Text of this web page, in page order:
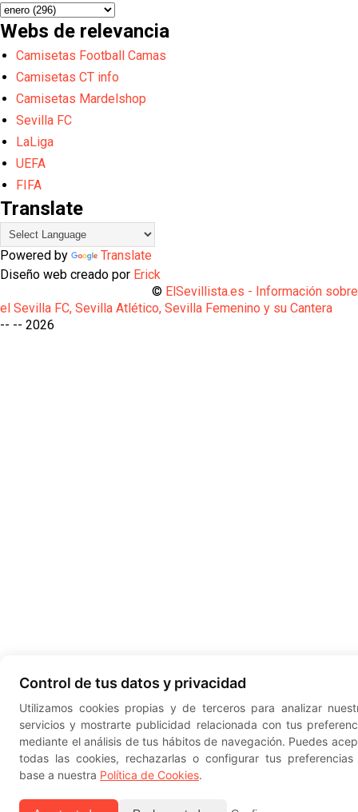
Webs de relevancia
Camisetas Football Camas
Camisetas CT info
Camisetas Mardelshop
Sevilla FC
LaLiga
UEFA
FIFA
Translate
Powered by
Translate
Diseño web creado por Erick
© ElSevillista.es - Información sobre
el Sevilla FC, Sevilla Atlético, Sevilla Femenino y su Cantera
-- --
Control de tus datos y privacidad
Utilizamos cookies propias y de terceros para analizar
servicios y mostrarte publicidad relacionada con tus
mediante el análisis de tus hábitos de navegación. Puedes
todas las cookies, rechazarlas o configurar tus preferencias
base a nuestra Política de Cookies.
2026